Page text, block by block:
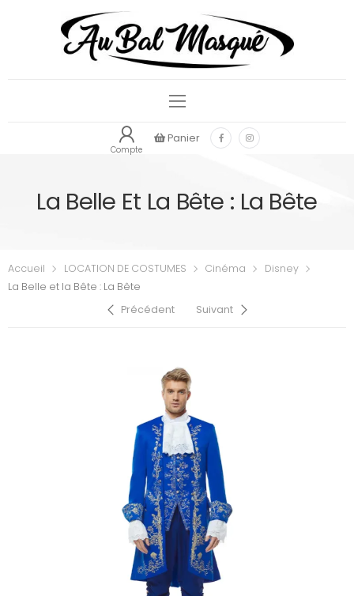
Compte
Panier
La Belle Et La Bête : La Bête
Accueil LOCATION DE COSTUMES Cinéma
Disney
La Belle et la Bête : La Bête
Précédent
Suivant